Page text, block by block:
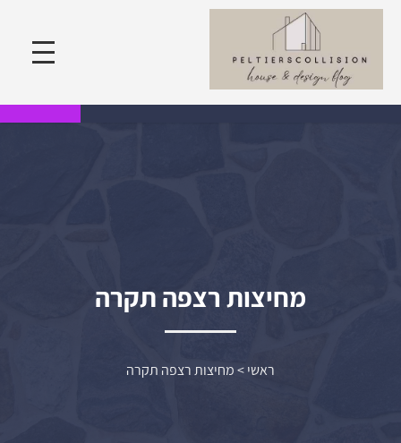
מחיצות רצפה תקרה
ראשי>מחיצות רצפה תקרה